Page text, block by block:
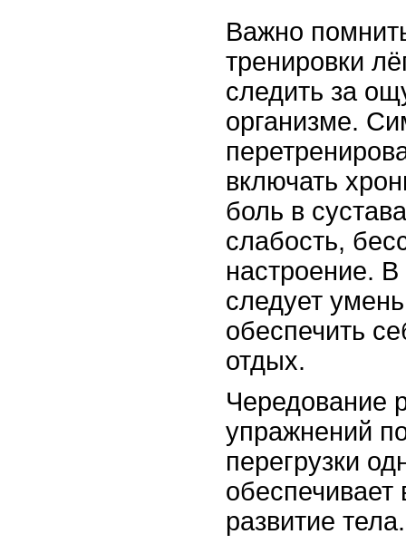
Важно
тренировки
следить за
организме.
включать
боль в
слабость,
настроение.
следует
обеспечить
отдых.
Чередование
упражнений
перегрузки
обеспечивает
развитие